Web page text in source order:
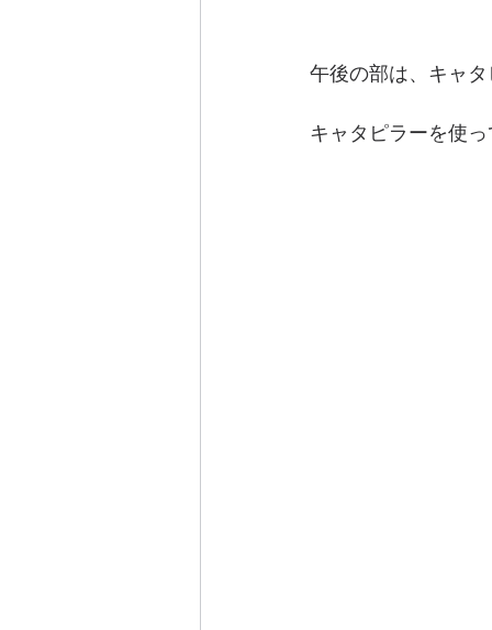
午後の部は、キャ
キャタピラーを使